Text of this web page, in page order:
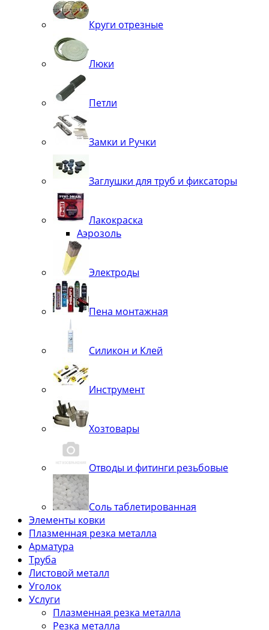
Круги отрезные
Люки
Петли
Замки и Ручки
Заглушки для труб и фиксаторы
Лакокраска
Аэрозоль
Электроды
Пена монтажная
Силикон и Клей
Инструмент
Хозтовары
Отводы и фитинги резьбовые
Соль таблетированная
Элементы ковки
Плазменная резка металла
Арматура
Труба
Листовой металл
Уголок
Услуги
Плазменная резка металла
Резка металла